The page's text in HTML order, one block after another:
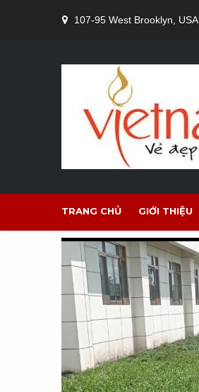
107-95 West Brooklyn, USA
TRANG CHỦ GIỚI THIỆU